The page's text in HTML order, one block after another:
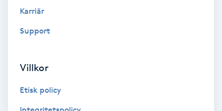
Vaxning brasiliansk
Vibrationsmassage
Vinyasa Yoga
Karriär
Support
Villkor
Etisk policy